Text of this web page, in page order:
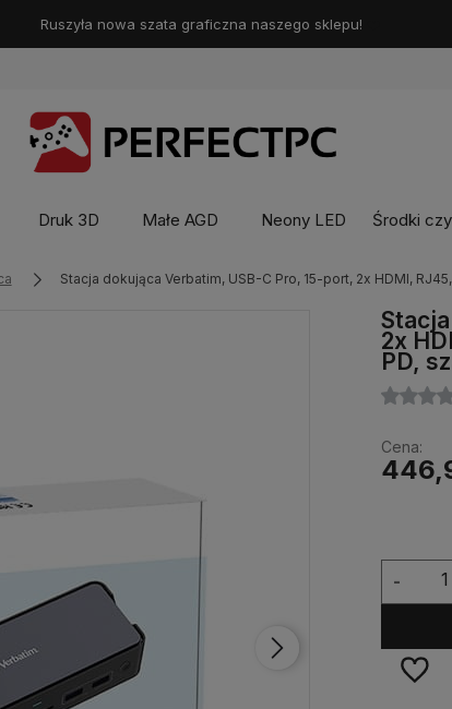
Ruszyła nowa szata graficzna naszego sklepu!
Druk 3D Małe AGD Neony LED Środki
Stacja dokująca Verbatim, USB-C Pro, 15-port, 2x HDMI,
2x
PD,
Cena:
-